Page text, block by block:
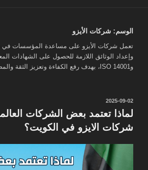
الوسم: شركات الأيزو
تعمل شركات الأيزو على مساعدة المؤسسات في
وISO 14001، بهدف رفع الكفاءة وتعزيز الثقة والمصداقية.
نُشر
في
2025-09-02
لماذا تعتمد بعض الشركات
شركات الايزو في الكويت؟